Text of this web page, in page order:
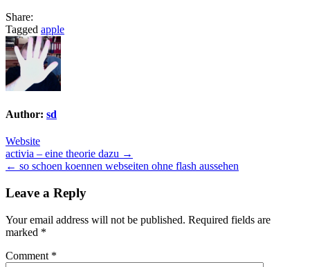
Share:
Tagged apple
Author: sd
Website
Post
navigation
activia – eine theorie dazu →
← so schoen koennen webseiten ohne flash aussehen
Leave a Reply
Your email address will not be published. Required fields are
marked *
Comment *